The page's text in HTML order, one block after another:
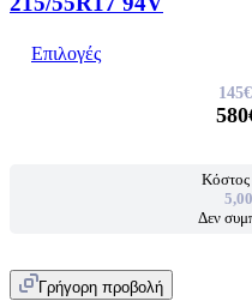
Επιλογές
145€
Κόστος
Δεν
Γρήγορη προβολή